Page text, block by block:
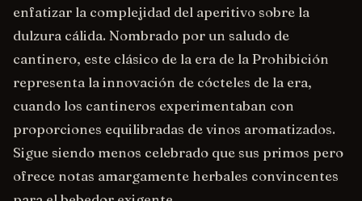
enfatizar la complejidad del aperitivo sobre la
dulzura cálida. Nombrado por un saludo de
cantinero, este clásico de la era de la Prohibición
representa la innovación de cócteles de la era,
cuando los cantineros experimentaban con
proporciones equilibradas de vinos aromatizados.
Sigue siendo menos celebrado que sus primos pero
ofrece notas amargamente herbales convincentes